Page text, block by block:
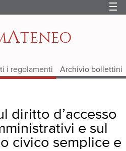
ATENEO
i regolamenti Archivio bollettini
diritto d’accesso
e sul
civico semplice e